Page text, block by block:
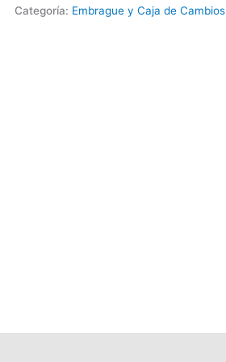
Categoría: Embrague y Caja de Cambios